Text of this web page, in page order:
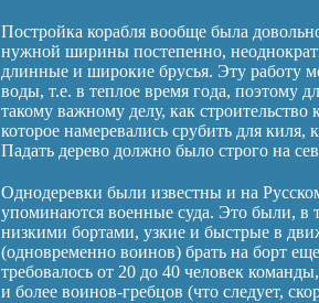
Постройка корабля вообще была
нужной ширины постепенно,
длинные и широкие брусья. Эту работу
воды, т.е. в теплое время года, поэтому
такому важному делу, как
которое намеревались срубить для
Падать дерево должно было строго на
Однодеревки были известны и на
упоминаются военные суда. Это были,
низкими бортами, узкие и быстрые в
(одновременно воинов) брать на борт
требовалось от 20 до 40 человек
и более воинов-гребцов (что следует,